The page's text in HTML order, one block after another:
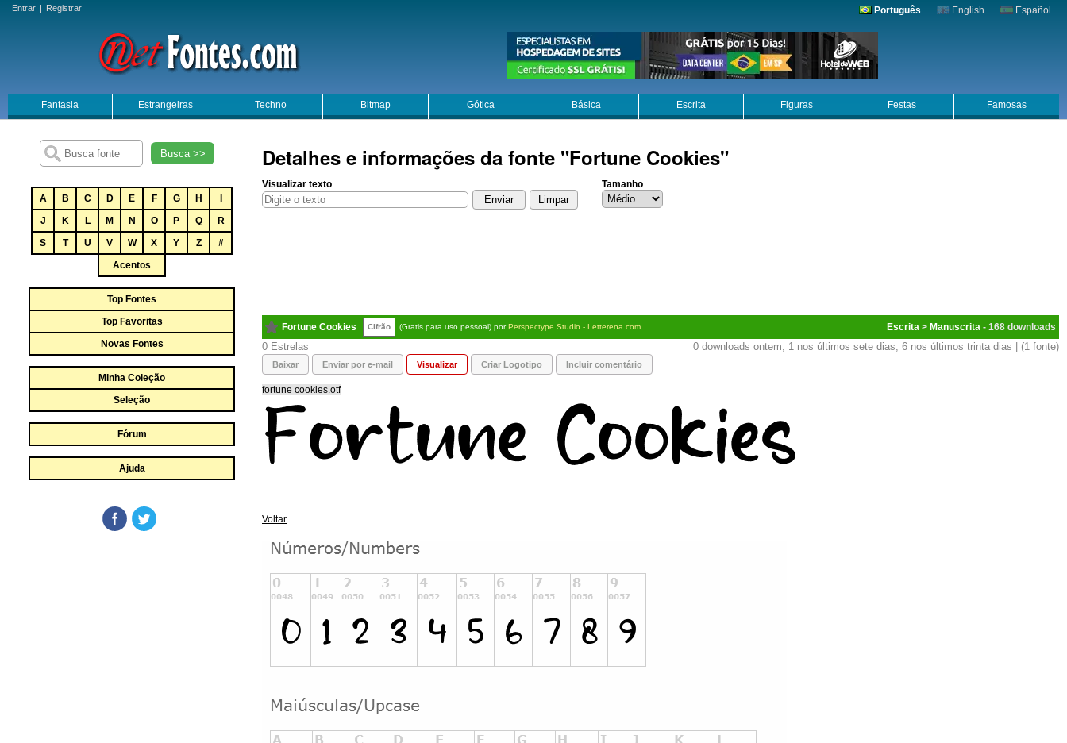
Entrar | Registrar Português English Español
Fantasia Estrangeiras Techno Bitmap Gótica Básica Escrita Figuras Festas Famosas
Busca >>
A B C D E F G H
J
K L M N O P Q
R
S
T U V W X Y Z
#
Acentos
Top Fontes
Top Favoritas
Novas Fontes
Minha Coleção
Seleção
Fórum
Ajuda
Detalhes e informações da fonte "Fortune Cookies"
Visualizar texto Tamanho
Fortune Cookies Cifrão (Gratis para uso pessoal) porPerspectype Studio - Letterena.com Escrita > Manuscrita - 168
0 0 downloads ontem, 1 nos últimos sete dias, 6 nos últimos trinta dias | (1 fonte)
Baixar Enviar por e-mail Visualizar Criar Logotipo Incluir comentário
fortune cookies.otf
Voltar